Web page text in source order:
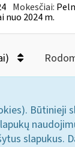
Mokesčiai:
nuo 2024 m.
Būtinieji
slapukus.